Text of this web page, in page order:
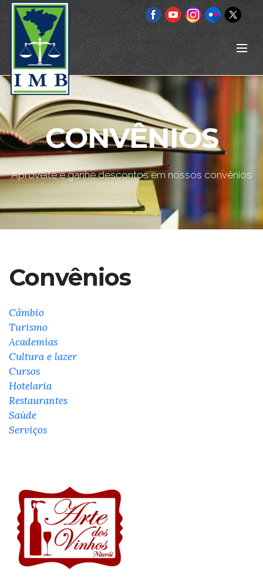
CONVÊNIOS
Aproveite e ganhe descontos em nossos convênios
Convênios
Câmbio
Turismo
Academias
Cultura e lazer
Cursos
Hotelaria
Restaurantes
Saúde
Serviços